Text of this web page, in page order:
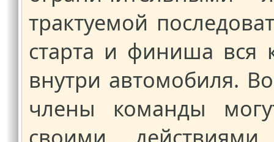
трактуемой
старта и финиша вся
внутри автомобиля.
члены команды